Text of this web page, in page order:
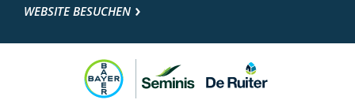
WEBSITE BESUCHEN